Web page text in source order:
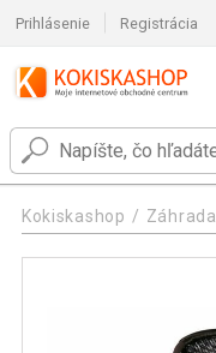
Prihlásenie Registrácia
Kokiskashop Záhrada